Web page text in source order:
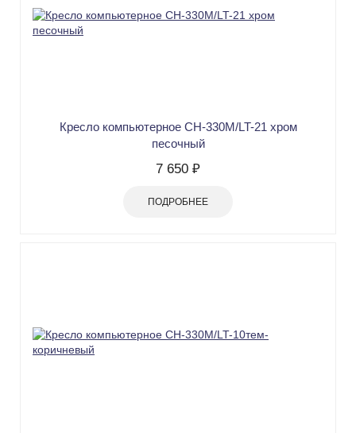
Кресло компьютерное СН-330М/LT-21 хром
песочный
7 650 ₽
ПОДРОБНЕЕ